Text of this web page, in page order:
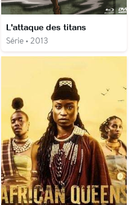
L'attaque des titans
Série • 2013